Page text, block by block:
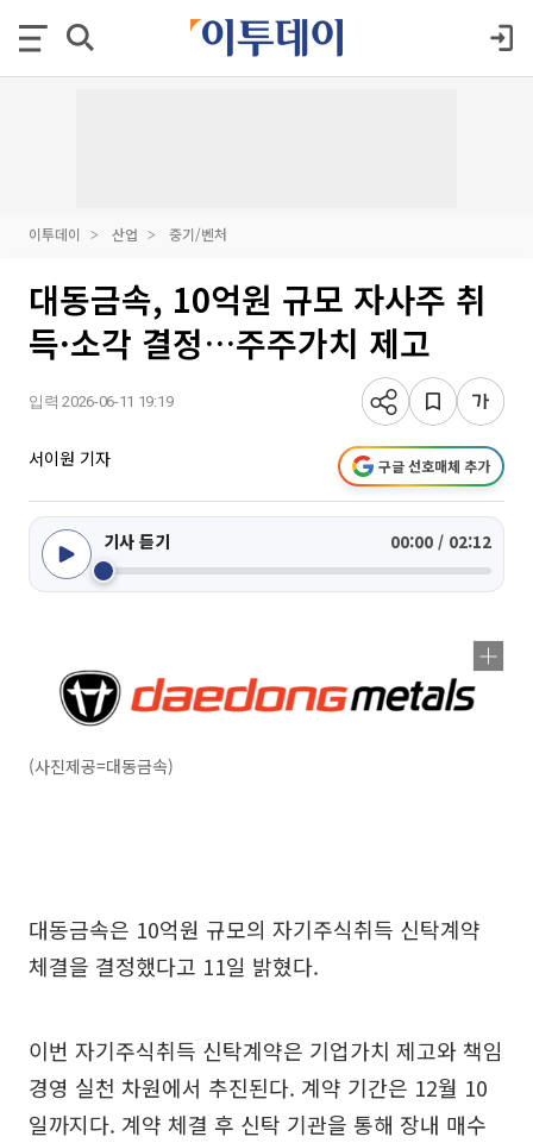
이투데이 산업 중기/벤처
대동금속, 10억원 규모 자사주 취
득·소각 결정…주주가치 제고
입력 2026-06-11 19:19
서이원 기자 구글 선호매체 추가
기사 듣기 00:00 / 02:12
(사진제공=대동금속)
대동금속은 10억원 규모의 자기주식취득 신탁계약
체결을 결정했다고 11일 밝혔다.
이번 자기주식취득 신탁계약은 기업가치 제고와 책임
경영 실천 차원에서 추진된다. 계약 기간은 12월 10
일까지다. 계약 체결 후 신탁 기관을 통해 장내 매수